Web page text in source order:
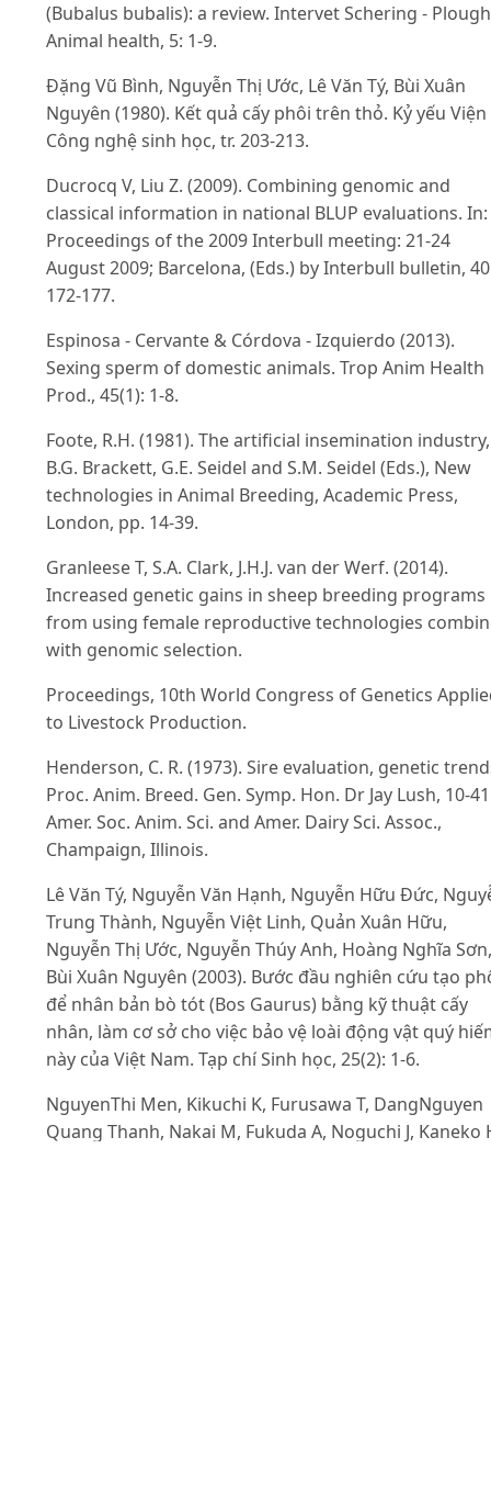
(Bubalus bubalis): a review. Intervet Schering - Plough
Animal health, 5: 1-9.
Đặng Vũ Bình, Nguyễn Thị Ước, Lê Văn Tý, Bùi Xuân
Nguyên (1980). Kết quả cấy phôi trên thỏ. Kỷ yếu Viện
Công nghệ sinh học, tr. 203-213.
Ducrocq V, Liu Z. (2009). Combining genomic and
classical information in national BLUP evaluations. In:
Proceedings of the 2009 Interbull meeting: 21-24
August 2009; Barcelona, (Eds.) by Interbull bulletin,
172-177.
Espinosa - Cervante & Córdova - Izquierdo (2013).
Sexing sperm of domestic animals. Trop Anim Health
Prod., 45(1): 1-8.
Foote, R.H. (1981). The artificial insemination
B.G. Brackett, G.E. Seidel and S.M. Seidel (Eds.), New
technologies in Animal Breeding, Academic Press,
London, pp. 14-39.
Granleese T, S.A. Clark, J.H.J. van der Werf. (2014).
Increased genetic gains in sheep breeding programs
from using female reproductive technologies
with genomic selection.
Proceedings, 10th World Congress of Genetics
to Livestock Production.
Henderson, C. R. (1973). Sire evaluation, genetic
Proc. Anim. Breed. Gen. Symp. Hon. Dr Jay Lush, 10-
Amer. Soc. Anim. Sci. and Amer. Dairy Sci. Assoc.,
Champaign, Illinois.
Lê Văn Tý, Nguyễn Văn Hạnh, Nguyễn Hữu Đức,
Trung Thành, Nguyễn Việt Linh, Quản Xuân Hữu,
Nguyễn Thị Ước, Nguyễn Thúy Anh, Hoàng Nghĩa Sơn,
Bùi Xuân Nguyên (2003). Bước đầu nghiên cứu tạo
để nhân bản bò tót (Bos Gaurus) bằng kỹ thuật cấy
nhân, làm cơ sở cho việc bảo vệ loài động vật quý
này của Việt Nam. Tạp chí Sinh học, 25(2): 1-6.
NguyenThi Men, Kikuchi K, Furusawa T, DangNguyen
Quang Thanh, Nakai M, Fukuda A, Noguchi J, Kaneko